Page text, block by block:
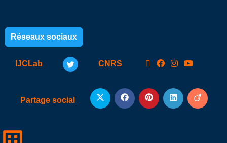
Réseaux sociaux
IJCLab CNRS
Partage social